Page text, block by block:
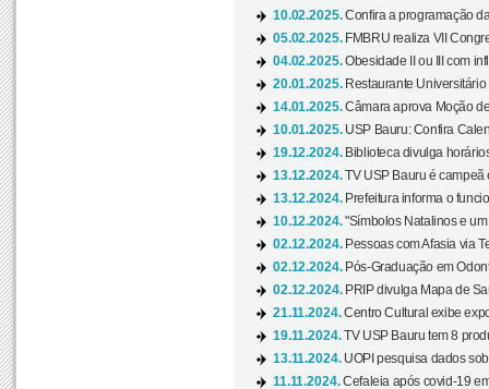
10.02.2025.Confira a programação
05.02.2025. FMBRU realiza VII
04.02.2025.Obesidade II ou III com
20.01.2025. Restaurante
14.01.2025.Câmara aprova Moção
10.01.2025. USP Bauru: Confira
19.12.2024. Biblioteca divulga
13.12.2024.TV USP Bauru é campeã
13.12.2024. Prefeitura informa o
10.12.2024."Símbolos Natalinos e
02.12.2024. Pessoas com Afasia via
02.12.2024. Pós-Graduação em
02.12.2024. PRIP divulga Mapa de
21.11.2024.Centro Cultural exibe
19.11.2024.TV USP Bauru tem 8
13.11.2024. UOPI pesquisa dados
11.11.2024.Cefaleia após covid-19